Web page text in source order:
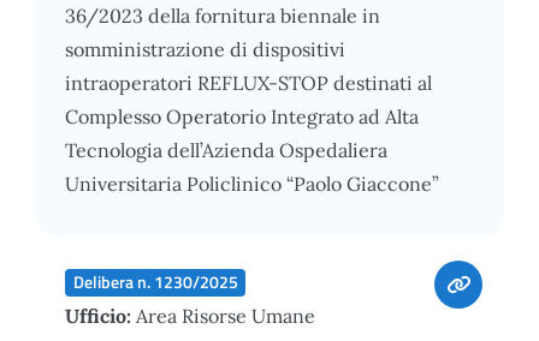
36/2023 della fornitura biennale in
somministrazione di dispositivi
intraoperatori REFLUX-STOP destinati al
Complesso Operatorio Integrato ad Alta
Tecnologia dell’Azienda Ospedaliera
Universitaria Policlinico “Paolo Giaccone”
Delibera n. 1230/2025
Ufficio: Area Risorse Umane